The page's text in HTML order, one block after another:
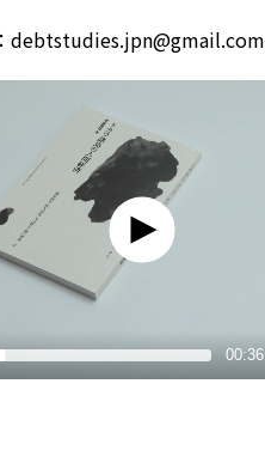
debtstudies.jpn@gmail.com
00:36